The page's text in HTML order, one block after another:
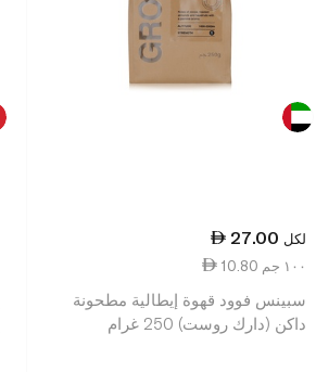
27.00 لكل
10.80 ١٠٠ جم
سبينس فوود قهوة إيطالية مطحونة
داكن (دارك روست) 250 غرام